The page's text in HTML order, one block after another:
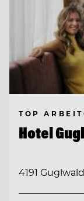
TOP
Hotel
4191